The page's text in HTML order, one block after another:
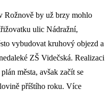
Rožnově by už brzy mohlo
ulic Nádražní,
vybudovat kruhový objezd a
ZŠ Videčská. Realizaci
města, avšak začít se
příštího roku. Více